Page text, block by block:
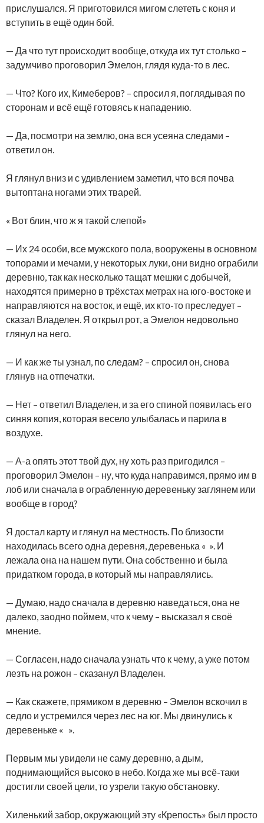
прислушался. Я приготовился мигом слететь с коня и
вступить в ещё один бой.
— Да что тут происходит вообще, откуда их тут столько –
задумчиво проговорил Эмелон, глядя куда-то в лес.
— Что? Кого их, Кимеберов? – спросил я, поглядывая по
сторонам и всё ещё готовясь к нападению.
— Да, посмотри на землю, она вся усеяна следами –
ответил он.
Я глянул вниз и с удивлением заметил, что вся почва
вытоптана ногами этих тварей.
« Вот блин, что ж я такой слепой»
— Их 24 особи, все мужского пола, вооружены в основном
топорами и мечами, у некоторых луки, они видно ограбили
деревню, так как несколько тащат мешки с добычей,
находятся примерно в трёхстах метрах на юго-востоке и
направляются на восток, и ещё, их кто-то преследует –
сказал Владелен. Я открыл рот, а Эмелон недовольно
глянул на него.
— И как же ты узнал, по следам? – спросил он, снова
глянув на отпечатки.
— Нет – ответил Владелен, и за его спиной появилась его
синяя копия, которая весело улыбалась и парила в
воздухе.
— А-а опять этот твой дух, ну хоть раз пригодился –
проговорил Эмелон – ну, что куда направимся, прямо им в
лоб или сначала в ограбленную деревеньку заглянем или
вообще в город?
Я достал карту и глянул на местность. По близости
находилась всего одна деревня, деревенька « ». И
лежала она на нашем пути. Она собственно и была
придатком города, в который мы направлялись.
— Думаю, надо сначала в деревню наведаться, она не
далеко, заодно поймем, что к чему – высказал я своё
мнение.
— Согласен, надо сначала узнать что к чему, а уже потом
лезть на рожон – сказанул Владелен.
— Как скажете, прямиком в деревню – Эмелон вскочил в
седло и устремился через лес на юг. Мы двинулись к
деревеньке « ».
Первым мы увидели не саму деревню, а дым,
поднимающийся высоко в небо. Когда же мы всё-таки
достигли своей цели, то узрели такую обстановку.
Хиленький забор, окружающий эту «Крепость» был просто